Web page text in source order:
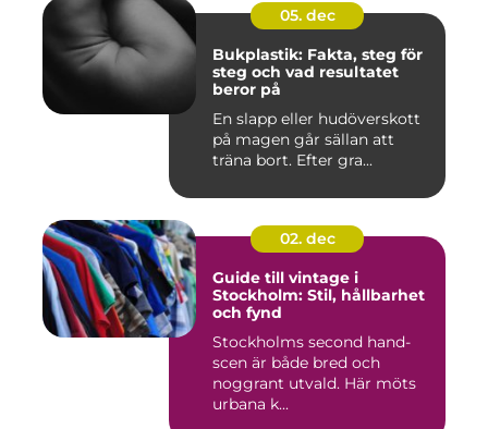
05. dec
Bukplastik: Fakta, steg för
steg och vad resultatet
beror på
En slapp eller hudöverskott
på magen går sällan att
träna bort. Efter gra...
02. dec
Guide till vintage i
Stockholm: Stil, hållbarhet
och fynd
Stockholms second hand-
scen är både bred och
noggrant utvald. Här möts
urbana k...